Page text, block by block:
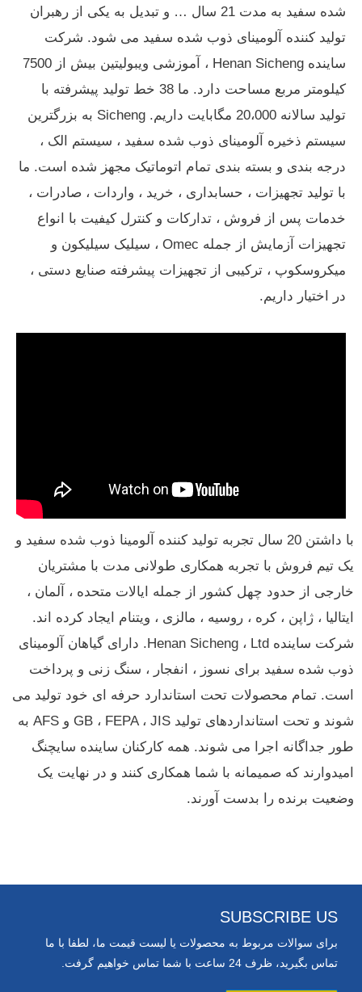
شده سفید به مدت 21 سال … و تبدیل به یکی از رهبران
تولید کننده آلومینای ذوب شده سفید می شود. شرکت
ساینده Henan Sicheng ، آموزشی ویبولیتین بیش از 7500
کیلومتر مربع مساحت دارد.
ما 38 خط تولید پیشرفته با
تولید سالانه 20،000 مگابایت داریم.
Sicheng به بزرگترین
سیستم ذخیره آلومینای ذوب شده سفید ، سیستم الک ،
درجه بندی و بسته بندی تمام اتوماتیک مجهز شده است. ما
با تولید تجهیزات ، حسابداری ، خرید ، واردات ، صادرات ،
خدمات پس از فروش ، تدارکات و کنترل کیفیت با انواع
تجهیزات آزمایش از جمله Omec ، سیلیک سیلیکون و
میکروسکوپ ، ترکیبی از تجهیزات پیشرفته صنایع دستی ،
در اختیار داریم.
با داشتن 20 سال تجربه تولید کننده آلومینا ذوب شده سفید و
یک تیم فروش با تجربه همکاری طولانی مدت با مشتریان
خارجی از حدود چهل کشور از جمله ایالات متحده ، آلمان ،
ایتالیا ، ژاپن ، کره ، روسیه ، مالزی ، ویتنام ایجاد کرده اند.
شرکت ساینده Henan Sicheng ، Ltd. دارای گیاهان آلومینای
ذوب شده سفید برای نسوز ، انفجار ، سنگ زنی و پرداخت
است. تمام محصولات تحت استاندارد حرفه ای خود تولید می
شوند و تحت استانداردهای تولید GB ، FEPA ، JIS و AFS به
طور جداگانه اجرا می شوند. همه کارکنان ساینده سایچنگ
امیدوارند که صمیمانه با شما همکاری کنند و در نهایت یک
وضعیت برنده را بدست آورند.
SUBSCRIBE US
برای سوالات مربوط به محصولات یا لیست قیمت ما، لطفا با ما
تماس بگیرید، ظرف 24 ساعت با شما تماس خواهیم گرفت.